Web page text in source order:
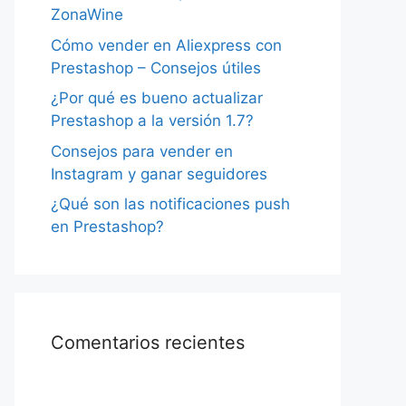
ZonaWine
Cómo vender en Aliexpress con
Prestashop – Consejos útiles
¿Por qué es bueno actualizar
Prestashop a la versión 1.7?
Consejos para vender en
Instagram y ganar seguidores
¿Qué son las notificaciones push
en Prestashop?
Comentarios recientes